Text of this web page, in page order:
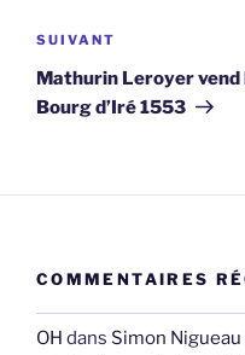
Article
suivant
SUIVANT
Mathurin Leroyer vend
Bourg d’Iré 1553
COMMENTAIRES
OH dans Simon